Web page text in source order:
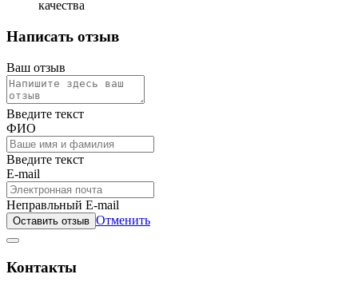
качества
Написать отзыв
Ваш отзыв
Введите текст
ФИО
Введите текст
E-mail
Неправльный E-mail
Оставить отзыв Отменить
Контакты